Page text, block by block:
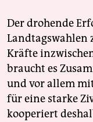
Der drohende
Landtagswahlen
Kräfte
braucht es
und vor allem
für eine starke
kooperiert